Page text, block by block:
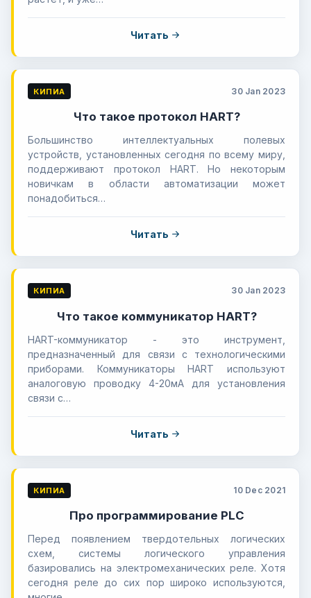
Читать
КИПИА 30 Jan 2023
Что такое протокол HART?
Большинство интеллектуальных полевых
устройств, установленных сегодня по всему миру,
поддерживают протокол HART. Но некоторым
новичкам в области автоматизации может
понадобиться…
Читать
КИПИА 30 Jan 2023
Что такое коммуникатор HART?
HART-коммуникатор - это инструмент,
предназначенный для связи с технологическими
приборами. Коммуникаторы HART используют
аналоговую проводку 4-20мА для установления
связи с…
Читать
КИПИА 10 Dec 2021
Про программирование PLC
Перед появлением твердотельных логических
схем, системы логического управления
базировались на электромеханических реле. Хотя
сегодня реле до сих пор широко используются,